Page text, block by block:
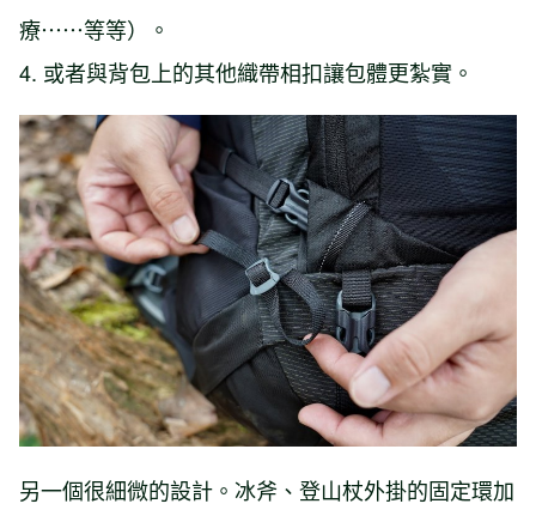
療⋯⋯等等）。
4. 或者與背包上的其他織帶相扣讓包體更紮實。
另一個很細微的設計。冰斧、登山杖外掛的固定環加